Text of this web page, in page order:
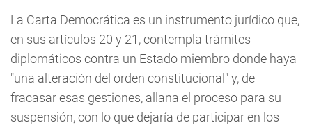
La Carta Democrática es un instrumento jurídico que,
en sus artículos 20 y 21, contempla trámites
diplomáticos contra un Estado miembro donde haya
"una alteración del orden constitucional" y, de
fracasar esas gestiones, allana el proceso para su
suspensión, con lo que dejaría de participar en los